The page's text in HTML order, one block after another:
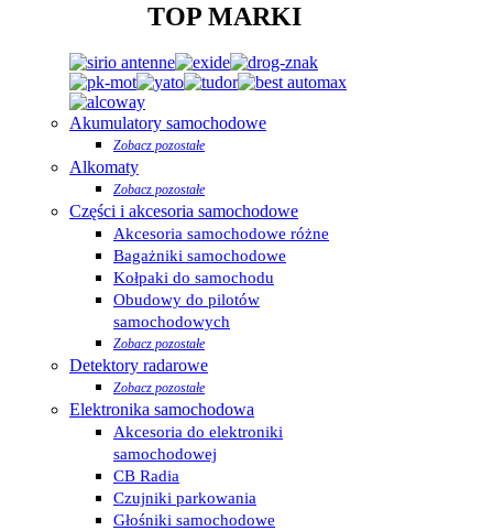
TOP MARKI
Akumulatory samochodowe
Zobacz pozostałe
Alkomaty
Zobacz pozostałe
Części i akcesoria samochodowe
Akcesoria samochodowe różne
Bagażniki samochodowe
Kołpaki do samochodu
Obudowy do pilotów
samochodowych
Zobacz pozostałe
Detektory radarowe
Zobacz pozostałe
Elektronika samochodowa
Akcesoria do elektroniki
samochodowej
CB Radia
Czujniki parkowania
Głośniki samochodowe